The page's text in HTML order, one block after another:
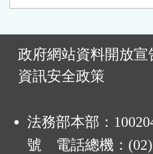
政府網站資料開放宣
資訊安全政策
法務部本部：
號 電話總機：